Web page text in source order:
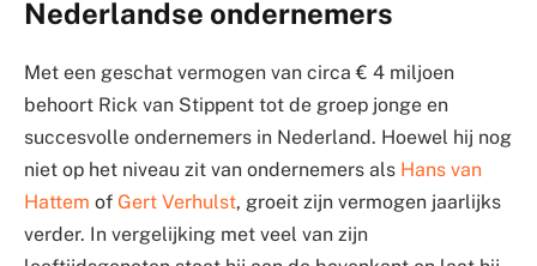
Nederlandse ondernemers
Met een geschat vermogen van circa € 4 miljoen
behoort Rick van Stippent tot de groep jonge en
succesvolle ondernemers in Nederland. Hoewel hij nog
niet op het niveau zit van ondernemers als Hans van
Hattem of Gert Verhulst, groeit zijn vermogen jaarlijks
verder. In vergelijking met veel van zijn